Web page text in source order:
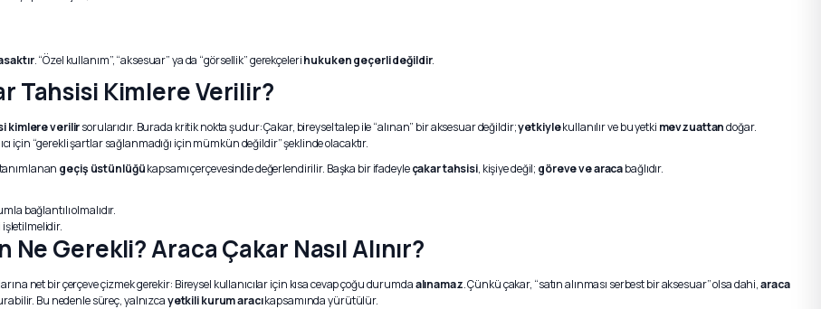
. “Özel kullanım”, “aksesuar” ya da “görsellik” gerekçelerihukuken geçerli değildir.
Tahsisi Kimlere Verilir?
kimlere verilirsorularıdır. Burada kritik nokta şudur: Çakar, bireysel talep ile “alınan” bir aksesuar değildir;yetkiylekullanılır ve bu yetki mevzuattandoğar.
için “gerekli şartlar sağlanmadığı için mümkün değildir” şeklinde olacaktır.
geçiş üstünlüğükapsamı çerçevesinde değerlendirilir. Başka bir ifadeyleçakar tahsisi, kişiye değil; göreve ve aracabağlıdır.
bağlantılı olmalıdır.
Ne Gerekli? Araca Çakar Nasıl Alınır?
net bir çerçeve çizmek gerekir: Bireysel kullanıcılar için kısa cevap çoğu durumdaalınamaz. Çünkü çakar, “satın alınması serbest bir aksesuar” olsa dahi,araca
Bu nedenle süreç, yalnızcayetkili kurum aracıkapsamında yürütülür.